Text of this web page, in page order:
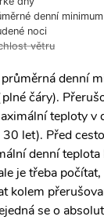
denní minimum
noci
větru
denní
čáry).
teploty v
let). Před
denní teplota
je třeba
kolem
se o